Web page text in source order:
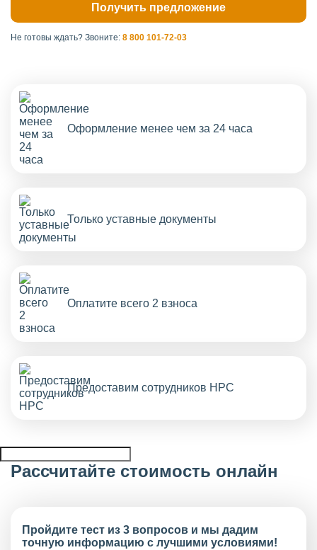
Не готовы ждать? Звоните: 8 800 101-72-03
Оформление менее чем за 24 часа
Только уставные документы
Оплатите всего 2 взноса
Предоставим сотрудников НРС
Рассчитайте стоимость онлайн
Пройдите тест из 3 вопросов и мы дадим
точную информацию с лучшими условиями!